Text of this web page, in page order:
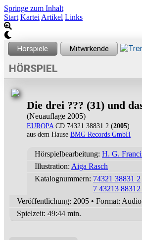
Springe zum Inhalt
Start Kartei Artikel Links
HÖRSPIEL
Die drei ??? (31) und
(Neuauflage 2005)
EUROPA CD 74321 38831 2 (2005)
aus dem Hause BMG Records GmbH
Hörspielbearbeitung: H. G.
Illustration: Aiga Rasch
Katalognummern: 74321 38831 2
7 43213 88312
Veröffentlichung: 2005 • Format:
Spielzeit: 49:44 min.